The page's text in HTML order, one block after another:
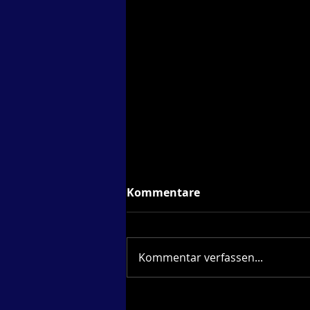
Kommentare
Kommentar verfassen...